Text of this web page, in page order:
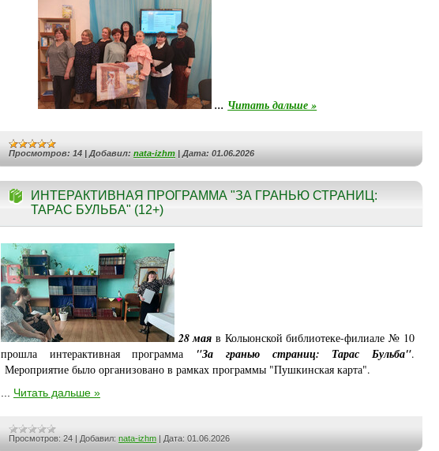
... Читать дальше »
Просмотров: 14 Добавил: nata-izhm Дата: 01.06.2026
ИНТЕРАКТИВНАЯ ПРОГРАММА "ЗА ГРАНЬЮ СТРАНИЦ:
ТАРАС БУЛЬБА" (12+)
28 мая в Колыонской библиотеке-филиале № 10
прошла интерактивная программа "За гранью страниц: Тарас Бульба".
Мероприятие было организовано в рамках программы "Пушкинская карта".
... Читать дальше »
Просмотров: 24 Добавил: nata-izhm Дата: 01.06.2026